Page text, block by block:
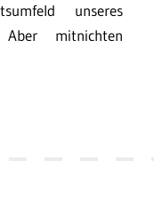
unseres
Aber mitnichten